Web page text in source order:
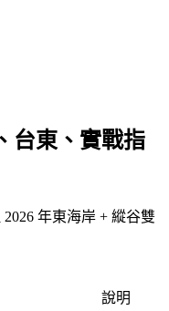
台東、實戰指
年東海岸 + 縱谷雙
說明